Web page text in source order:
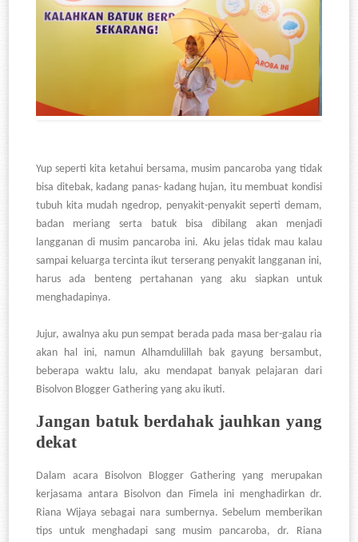
Yup seperti kita ketahui bersama, musim pancaroba yang tidak
bisa ditebak, kadang panas- kadang hujan, itu membuat kondisi
tubuh kita mudah ngedrop, penyakit-penyakit seperti demam,
badan meriang serta batuk bisa dibilang akan menjadi
langganan di musim pancaroba ini. Aku jelas tidak mau kalau
sampai keluarga tercinta ikut terserang penyakit langganan ini,
harus ada benteng pertahanan yang aku siapkan untuk
menghadapinya.
Jujur, awalnya aku pun sempat berada pada masa ber-galau ria
akan hal ini, namun Alhamdulillah bak gayung bersambut,
beberapa waktu lalu, aku mendapat banyak pelajaran dari
Bisolvon Blogger Gathering yang aku ikuti.
Jangan batuk berdahak jauhkan yang
dekat
Dalam acara Bisolvon Blogger Gathering yang merupakan
kerjasama antara Bisolvon dan Fimela ini menghadirkan dr.
Riana Wijaya sebagai nara sumbernya. Sebelum memberikan
tips untuk menghadapi sang musim pancaroba, dr. Riana